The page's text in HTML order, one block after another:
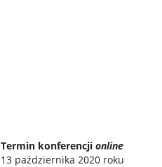
Termin konferencji online
13 października 2020 roku